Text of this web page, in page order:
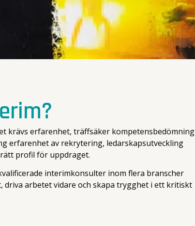
krävs erfarenhet, träffsäker kompetensbedömning
erfarenhet av rekrytering, ledarskapsutveckling
profil för uppdraget.
interimkonsulter inom flera branscher
arbetet vidare och skapa trygghet i ett kritiskt